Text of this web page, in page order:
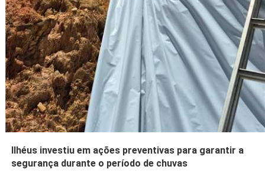
Ilhéus investiu em ações preventivas para garantir a
segurança durante o período de chuvas